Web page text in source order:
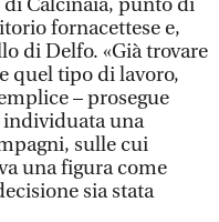
Calcinaia, punto di
fornacettese e,
di Delfo. «Già trovare
quel tipo di lavoro,
– prosegue
una
sulle cui
una figura come
sia stata